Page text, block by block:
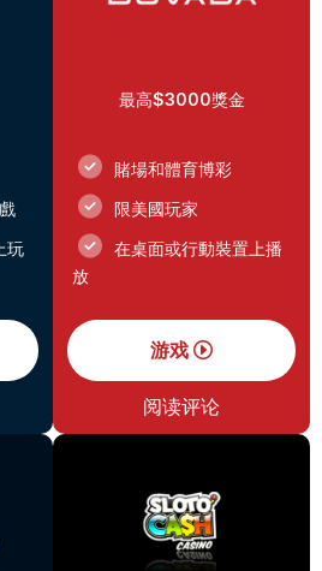
玩
最高$3000獎金
賭場和體育博彩
限美國玩家
在桌面或行動裝置上播
放
游戏
阅读评论